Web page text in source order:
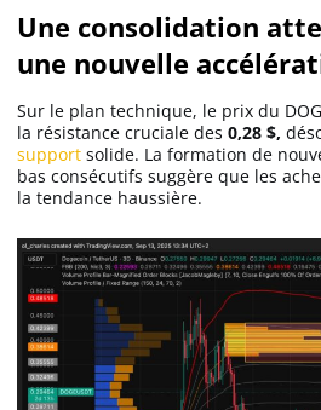
Une consolidation
une nouvelle
Sur le plan technique, le prix du
la résistance cruciale des 0,28 $,
support solide. La formation de
bas consécutifs suggère que les
la tendance haussière.